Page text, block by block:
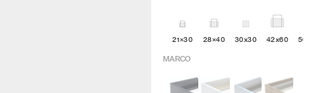
21×30 28×40 30x30 42x60
MARCO